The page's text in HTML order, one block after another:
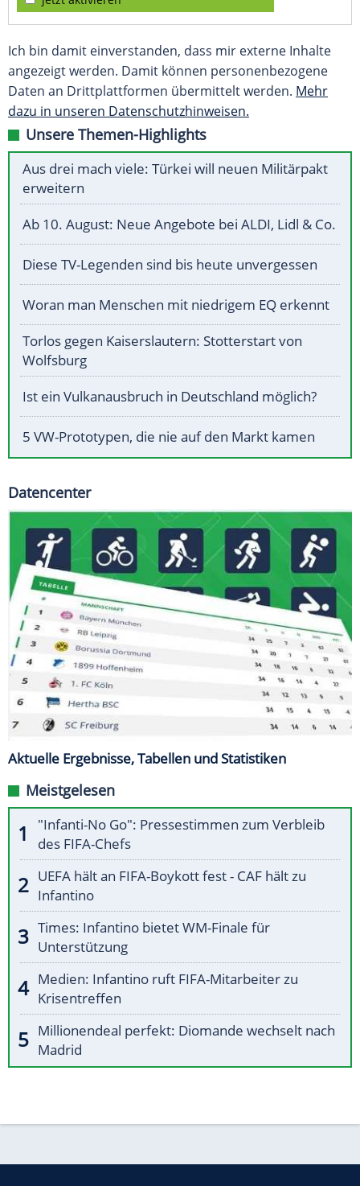
Ich bin damit einverstanden, dass mir externe Inhalte
angezeigt werden. Damit können personenbezogene
Daten an Drittplattformen übermittelt werden. Mehr
dazu in unseren Datenschutzhinweisen.
Unsere Themen-Highlights
Aus drei mach viele: Türkei will neuen Militärpakt
erweitern
Ab 10. August: Neue Angebote bei ALDI, Lidl & Co.
Diese TV-Legenden sind bis heute unvergessen
Woran man Menschen mit niedrigem EQ erkennt
Torlos gegen Kaiserslautern: Stotterstart von
Wolfsburg
Ist ein Vulkanausbruch in Deutschland möglich?
5 VW-Prototypen, die nie auf den Markt kamen
Datencenter
Aktuelle Ergebnisse, Tabellen und Statistiken
Meistgelesen
"Infanti-No Go": Pressestimmen zum Verbleib
des FIFA-Chefs
UEFA hält an FIFA-Boykott fest - CAF hält zu
Infantino
Times: Infantino bietet WM-Finale für
Unterstützung
Medien: Infantino ruft FIFA-Mitarbeiter zu
Krisentreffen
Millionendeal perfekt: Diomande wechselt nach
Madrid